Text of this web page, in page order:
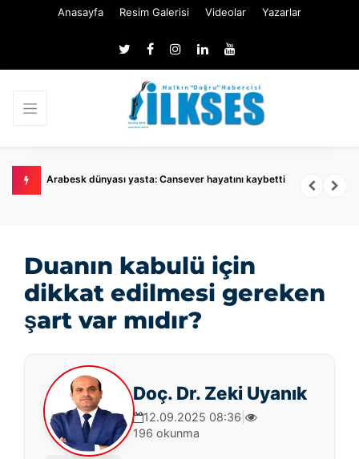
Anasayfa Resim Galerisi Videolar Yazarlar
Arabesk dünyası yasta: Cansever hayatını kaybetti
Duanın kabulü için
dikkat edilmesi gereken
şart var mıdır?
Doç. Dr. Zeki Uyanık
12.09.2025 08:36
196 okunma